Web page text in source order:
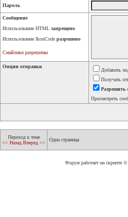
Пароль
Сообщение
Использование HTML запрещено
Использование IkonCode разрешено
Смайлики разрешены
Опции отправки
Добавить
Получать
Разрешить
Просмотреть
Переход к теме
<< Назад Вперед >>
Одна страница
Форум работает на скрипте